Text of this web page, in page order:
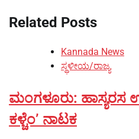
Related Posts
Kannada News
ಸ್ಥಳೀಯ/ರಾಜ್ಯ
ಮಂಗಳೂರು: ಹಾಸ್ಯರಸ
ಕಳ್ಚೆಂʼ ನಾಟಕ